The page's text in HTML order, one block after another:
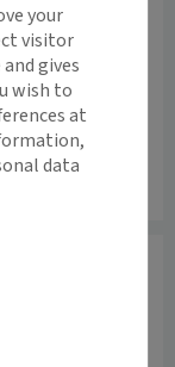
son cabinet au
en-
your
visitor
gives
wish to
at
data